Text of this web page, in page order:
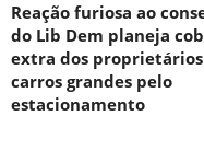
Reação furiosa ao
do Lib Dem planeja
extra dos
carros grandes pelo
estacionamento